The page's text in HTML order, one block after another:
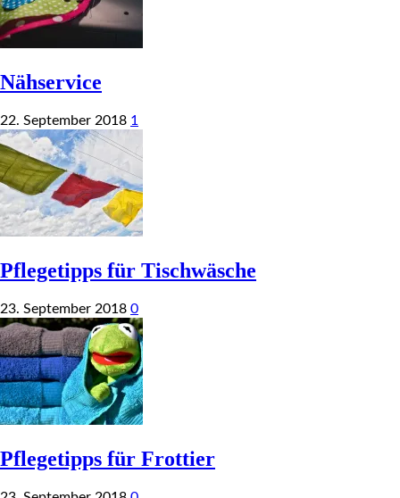
Nähservice
22. September 2018 1
Pflegetipps für Tischwäsche
23. September 2018 0
Pflegetipps für Frottier